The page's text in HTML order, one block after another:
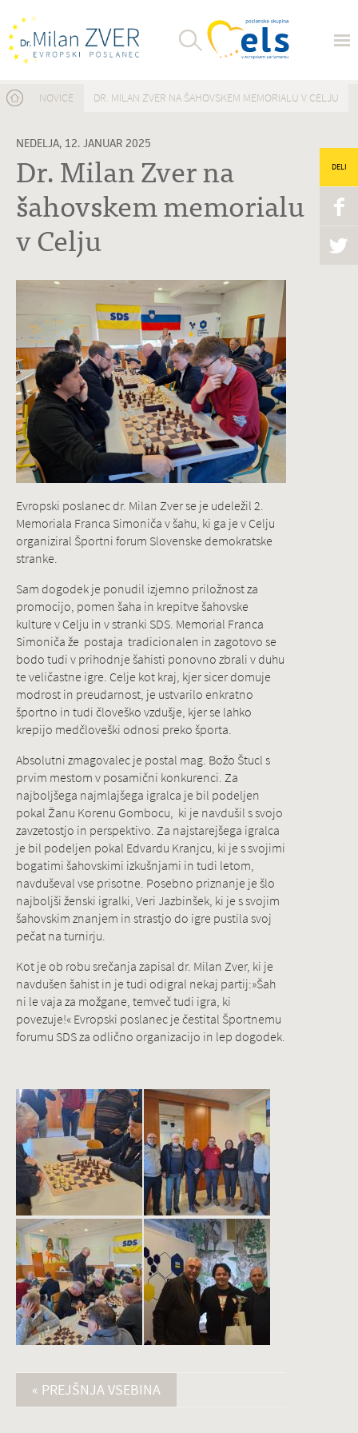
Nahajate se tukaj
NOVICE DR. MILAN ZVER NA ŠAHOVSKEM MEMORIALU V CELJU
NEDELJA, 12. JANUAR 2025
Dr. Milan Zver na
šahovskem memorialu
v Celju
DELI
Evropski poslanec dr. Milan Zver se je udeležil 2.
Memoriala Franca Simoniča v šahu, ki ga je v Celju
organiziral Športni forum Slovenske demokratske
stranke.
Sam dogodek je ponudil izjemno priložnost za
promocijo, pomen šaha in krepitve šahovske
kulture v Celju in v stranki SDS. Memorial Franca
Simoniča že postaja tradicionalen in zagotovo se
bodo tudi v prihodnje šahisti ponovno zbrali v duhu
te veličastne igre. Celje kot kraj, kjer sicer domuje
modrost in preudarnost, je ustvarilo enkratno
športno in tudi človeško vzdušje, kjer se lahko
krepijo medčloveški odnosi preko športa.
Absolutni zmagovalec je postal mag. Božo Štucl s
prvim mestom v posamični konkurenci. Za
najboljšega najmlajšega igralca je bil podeljen
pokal Žanu Korenu Gombocu, ki je navdušil s svojo
zavzetostjo in perspektivo. Za najstarejšega igralca
je bil podeljen pokal Edvardu Kranjcu, ki je s svojimi
bogatimi šahovskimi izkušnjami in tudi letom,
navduševal vse prisotne. Posebno priznanje je šlo
najboljši ženski igralki, Veri Jazbinšek, ki je s svojim
šahovskim znanjem in strastjo do igre pustila svoj
pečat na turnirju.
Kot je ob robu srečanja zapisal dr. Milan Zver, ki je
navdušen šahist in je tudi odigral nekaj partij:»Šah
ni le vaja za možgane, temveč tudi igra, ki
povezuje!« Evropski poslanec je čestital Športnemu
forumu SDS za odlično organizacijo in lep dogodek.
« PREJŠNJA VSEBINA